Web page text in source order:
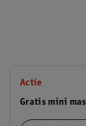
Actie
Gratis mini